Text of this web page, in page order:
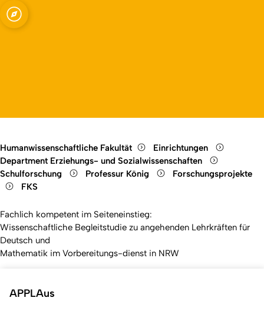
-
mit dem
Open quicklink menu
Humanwissenschaftliche Fakultät
Einrichtungen
Department Erziehungs- und Sozialwissenschaften
Schulforschung
Professur König
Forschungsprojekte
FKS
Fachlich kompetent im Seiteneinstieg:
Wissenschaftliche Begleitstudie zu angehenden Lehrkräften für
Deutsch und
Mathematik im Vorbereitungs-dienst in NRW
APPLAus